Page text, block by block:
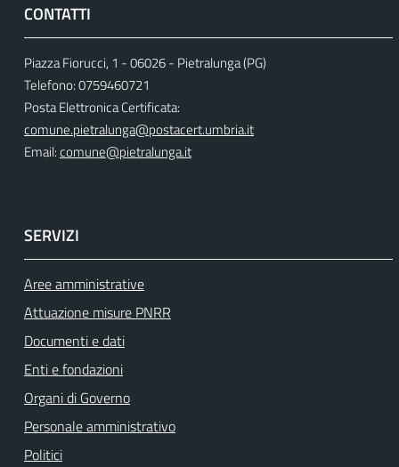
CONTATTI
Piazza Fiorucci, 1 - 06026 - Pietralunga (PG)
Telefono: 0759460721
Posta Elettronica Certificata:
comune.pietralunga@postacert.umbria.it
Email:comune@pietralunga.it
SERVIZI
Aree amministrative
Attuazione misure PNRR
Documenti e dati
Enti e fondazioni
Organi di Governo
Personale amministrativo
Politici